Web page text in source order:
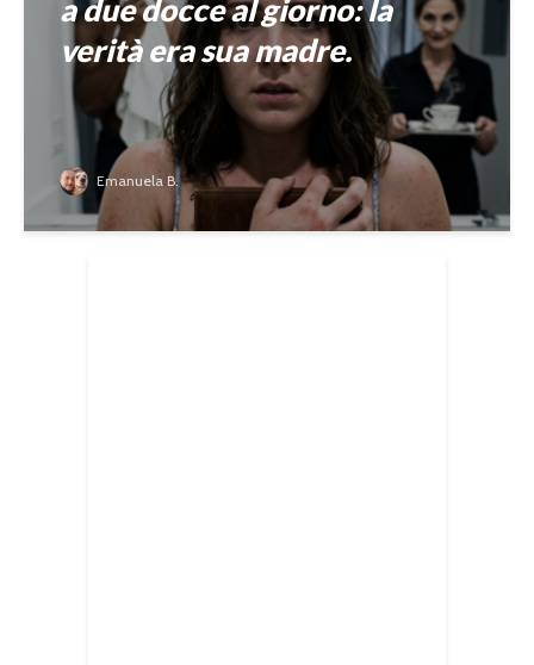
a due docce al giorno: la
verità era sua madre.
Emanuela B.